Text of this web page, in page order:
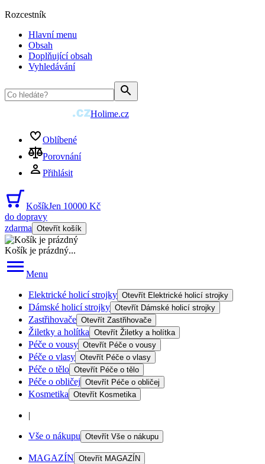
Rozcestník
Hlavní menu
Obsah
Doplňující obsah
Vyhledávání
Holime.cz
Oblíbené
Porovnání
Přihlásit
KošíkJen 10000 Kč
do dopravy
zdarma Otevřít košík
Košík je prázdný...
Menu
Elektrické holicí strojky Otevřít Elektrické holicí strojky
Dámské holicí strojky Otevřít Dámské holicí strojky
Zastřihovače Otevřít Zastřihovače
Žiletky a holítka Otevřít Žiletky a holítka
Péče o vousy Otevřít Péče o vousy
Péče o vlasy Otevřít Péče o vlasy
Péče o tělo Otevřít Péče o tělo
Péče o obličej Otevřít Péče o obličej
Kosmetika Otevřít Kosmetika
|
Vše o nákupu Otevřít Vše o nákupu
MAGAZÍN Otevřít MAGAZÍN